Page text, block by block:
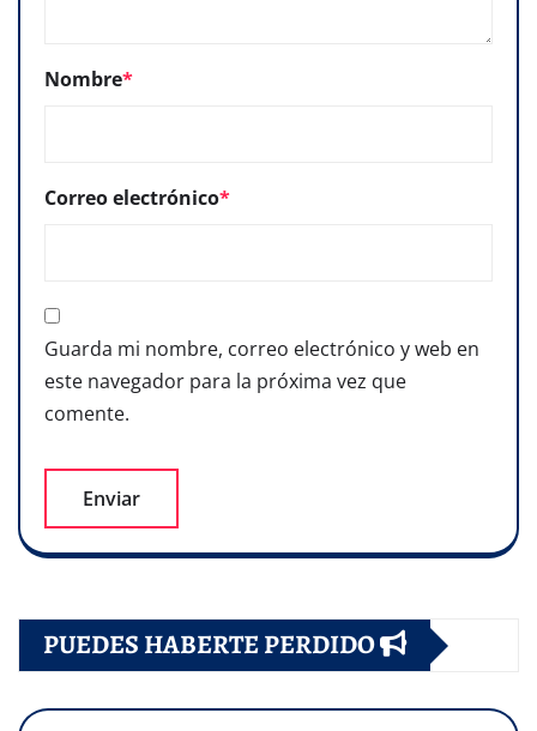
Nombre*
Correo electrónico*
Guarda mi nombre, correo electrónico y web en
este navegador para la próxima vez que
comente.
PUEDES HABERTE PERDIDO